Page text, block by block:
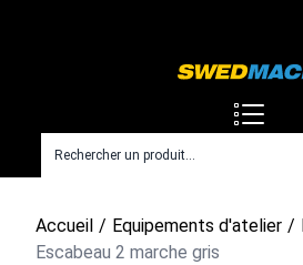
Accueil Equipements d'atelier
Escabeau 2 marche gris